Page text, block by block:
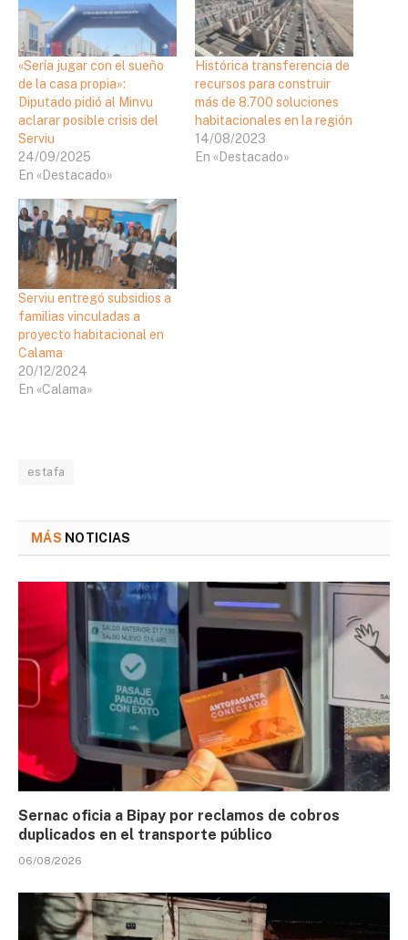
«Sería jugar con el sueño
de la casa propia»:
Diputado pidió al Minvu
aclarar posible crisis del
Serviu
24/09/2025
En «Destacado»
Histórica transferencia de
recursos para construir
más de 8.700 soluciones
habitacionales en la región
14/08/2023
En «Destacado»
Serviu entregó subsidios a
familias vinculadas a
proyecto habitacional en
Calama
20/12/2024
En «Calama»
estafa
MÁS NOTICIAS
Sernac oficia a Bipay por reclamos de cobros
duplicados en el transporte público
06/08/2026